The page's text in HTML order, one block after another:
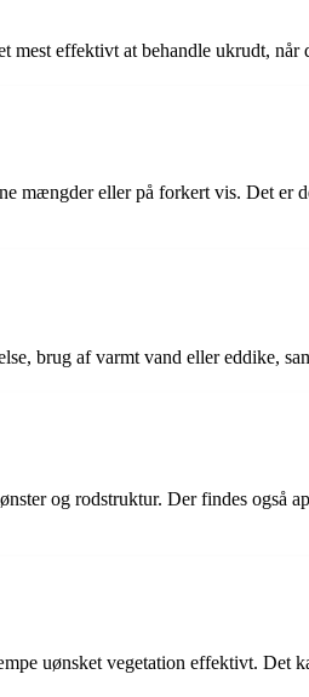
effektivt at behandle ukrudt, når
mængder eller på forkert vis. Det
brug af varmt vand eller eddike,
og rodstruktur. Der findes også
uønsket vegetation effektivt. Det